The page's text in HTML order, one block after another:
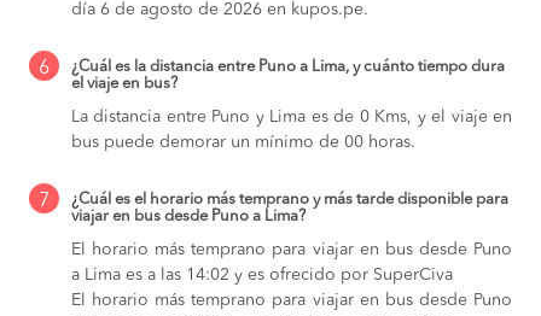
día 6 de agosto de 2026 en kupos.pe.
6
¿Cuál es la distancia entre Puno a Lima, y cuánto tiempo dura
el viaje en bus?
La distancia entre Puno y Lima es de 0 Kms, y el viaje en
bus puede demorar un mínimo de 00 horas.
7
¿Cuál es el horario más temprano y más tarde disponible para
viajar en bus desde Puno a Lima?
El horario más temprano para viajar en bus desde Puno
a Lima es a las 14:02 y es ofrecido por SuperCiva
El horario más temprano para viajar en bus desde Puno